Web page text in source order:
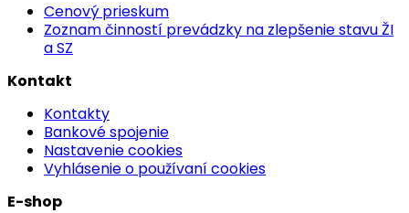
Cenový prieskum
Zoznam činností prevádzky na zlepšenie stavu ŽI
a SZ
Kontakt
Kontakty
Bankové spojenie
Nastavenie cookies
Vyhlásenie o používaní cookies
E-shop